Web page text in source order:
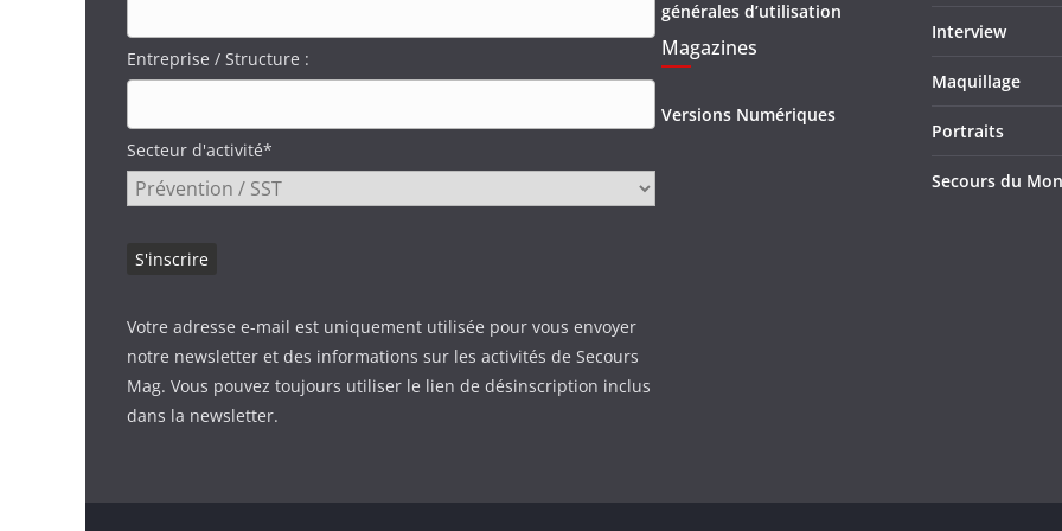
Entreprise / Structure :
Secteur d'activité*
Votre adresse e-mail est uniquement utilisée pour vous envoyer
notre newsletter et des informations sur les activités de Secours
Mag. Vous pouvez toujours utiliser le lien de désinscription inclus
dans la newsletter.
générales d’utilisation
Magazines
Versions Numériques
Interview
Maquillage
Portraits
Secours du